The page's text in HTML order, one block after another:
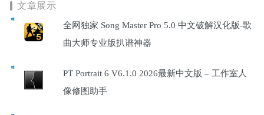
文章展示
全网独家 Song Master Pro 5.0 中文破解汉化版-歌
曲大师专业版扒谱神器
PT Portrait 6 V6.1.0 2026最新中文版 – 工作室人
像修图助手